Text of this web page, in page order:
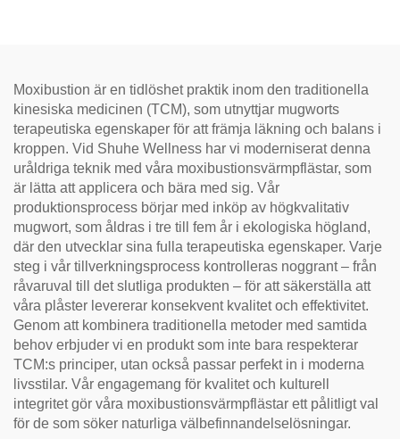
Moxibustion är en tidlöshet praktik inom den traditionella
kinesiska medicinen (TCM), som utnyttjar mugworts
terapeutiska egenskaper för att främja läkning och balans i
kroppen. Vid Shuhe Wellness har vi moderniserat denna
uråldriga teknik med våra moxibustionsvärmpflästar, som
är lätta att applicera och bära med sig. Vår
produktionsprocess börjar med inköp av högkvalitativ
mugwort, som åldras i tre till fem år i ekologiska högland,
där den utvecklar sina fulla terapeutiska egenskaper. Varje
steg i vår tillverkningsprocess kontrolleras noggrant – från
råvaruval till det slutliga produkten – för att säkerställa att
våra plåster levererar konsekvent kvalitet och effektivitet.
Genom att kombinera traditionella metoder med samtida
behov erbjuder vi en produkt som inte bara respekterar
TCM:s principer, utan också passar perfekt in i moderna
livsstilar. Vår engagemang för kvalitet och kulturell
integritet gör våra moxibustionsvärmpflästar ett pålitligt val
för de som söker naturliga välbefinnandelselösningar.